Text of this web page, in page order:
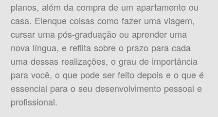
planos, além da compra de um apartamento ou
casa. Elenque coisas como fazer uma viagem,
cursar uma pós-graduação ou aprender uma
nova língua, e reflita sobre o prazo para cada
uma dessas realizações, o grau de importância
para você, o que pode ser feito depois e o que é
essencial para o seu desenvolvimento pessoal e
profissional.